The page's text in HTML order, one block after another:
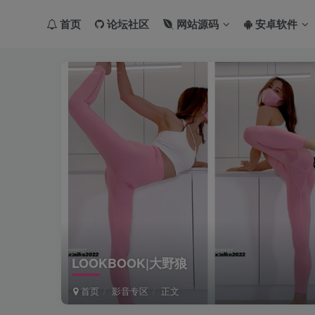
首页 论坛社区 网站源码 安卓软件
LOOKBOOK|大野狼
首页 影音专区 正文